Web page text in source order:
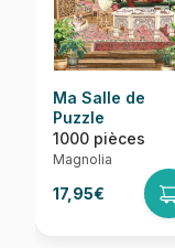
Ma Salle de
Puzzle
1000 pièces
Magnolia
17,95€